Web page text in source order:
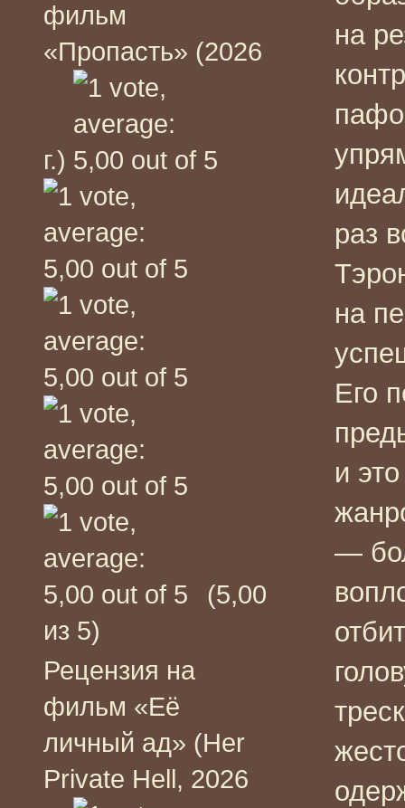
фильм
«Пропасть» (2026
г.)
(5,00
из 5)
Рецензия на
фильм «Её
личный ад» (Her
Private Hell, 2026
на
раз
на
Его
и
—